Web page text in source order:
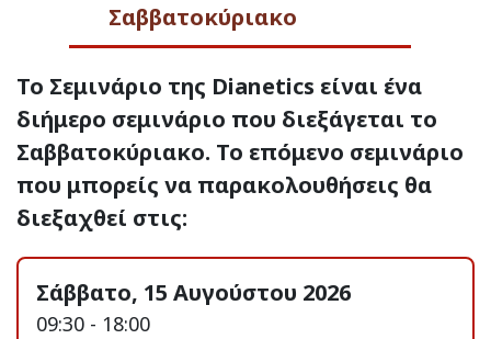
Σαββατοκύριακο
Το Σεμινάριο της Dianetics είναι ένα
διήμερο σεμινάριο που διεξάγεται το
Σαββατοκύριακο. Το επόμενο σεμινάριο
που μπορείς να παρακολουθήσεις θα
διεξαχθεί στις:
Σάββατο, 15 Αυγούστου 2026
09:30 - 18:00